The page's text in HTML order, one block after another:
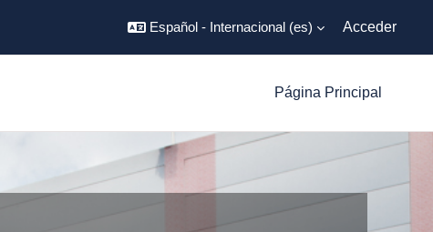
Español - Internacional ‎(es)‎ Acceder
Página Principal